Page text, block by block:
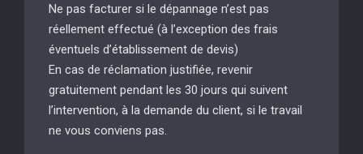
Ne pas facturer si le dépannage n’est pas
réellement effectué (à l’exception des frais
éventuels d’établissement de devis)
En cas de réclamation justifiée, revenir
gratuitement pendant les 30 jours qui suivent
l’intervention, à la demande du client, si le travail
ne vous conviens pas.